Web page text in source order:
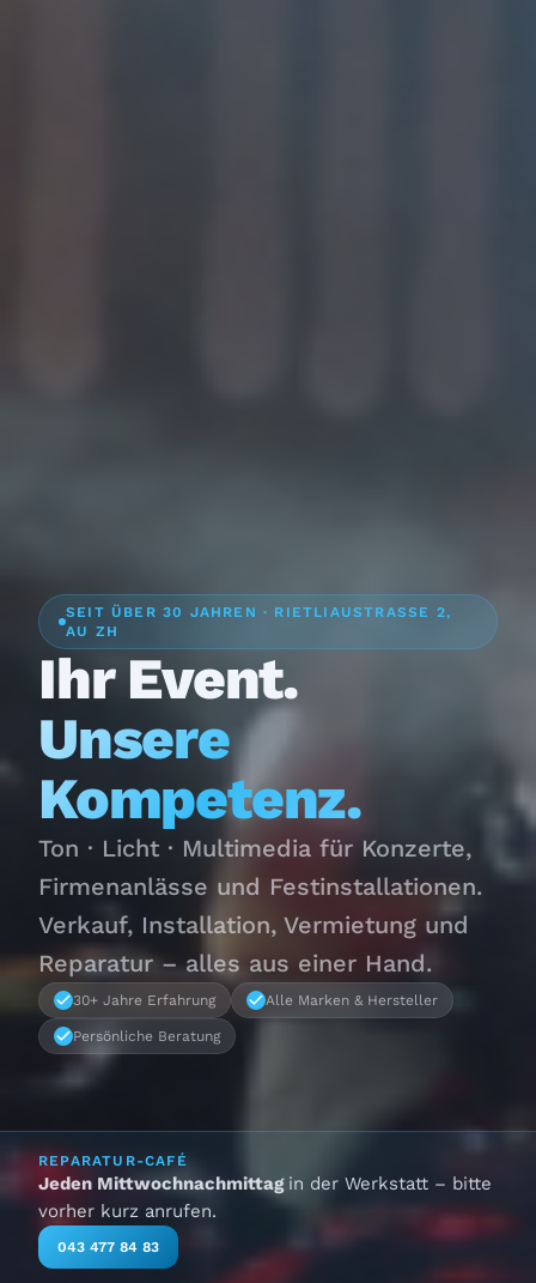
SEIT ÜBER 30 JAHREN · RIETLIAUSTRASSE 2,
AU ZH
Ihr Event.
Unsere
Kompetenz.
Ton · Licht · Multimedia für Konzerte,
Firmenanlässe und Festinstallationen.
Verkauf, Installation, Vermietung und
Reparatur – alles aus einer Hand.
30+ Jahre Erfahrung Alle Marken & Hersteller
Persönliche Beratung
REPARATUR-CAFÉ
Jeden Mittwochnachmittag in der Werkstatt – bitte
vorher kurz anrufen.
043 477 84 83